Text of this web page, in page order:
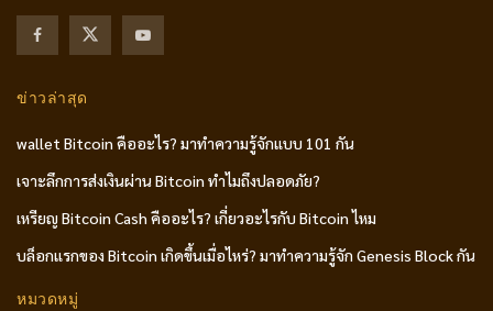
ข่าวล่าสุด
wallet Bitcoin คืออะไร? มาทำความรู้จักแบบ 101 กัน
เจาะลึกการส่งเงินผ่าน Bitcoin ทำไมถึงปลอดภัย?
เหรียญ Bitcoin Cash คืออะไร? เกี่ยวอะไรกับ Bitcoin ไหม
บล็อกแรกของ Bitcoin เกิดขึ้นเมื่อไหร่? มาทำความรู้จัก Genesis Block กัน
หมวดหมู่